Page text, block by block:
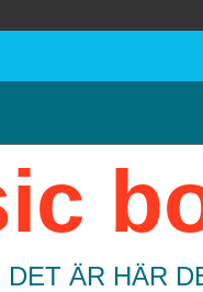
ÄR HÄR